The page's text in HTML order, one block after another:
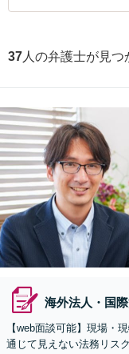
37 人の弁護士が見つ
海外法人・国
【web面談可能】現場・
通じて見えない法務リス